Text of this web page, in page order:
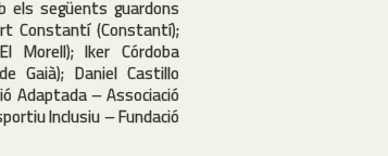
els següents guardons
Constantí (Constantí);
Morell); Iker Córdoba
Gaià); Daniel Castillo
Adaptada – Associació
Inclusiu – Fundació